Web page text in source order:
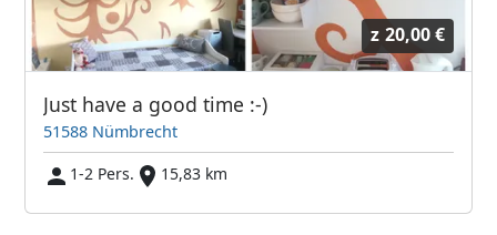
z 20,00 €
Just have a good time :-)
51588 Nümbrecht
1-2 Pers.
15,83 km